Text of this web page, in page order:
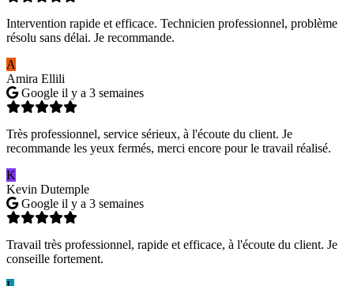
Intervention rapide et efficace. Technicien professionnel, problème
résolu sans délai. Je recommande.
A
Amira Ellili
Google il y a 3 semaines
Très professionnel, service sérieux, à l'écoute du client. Je
recommande les yeux fermés, merci encore pour le travail réalisé.
K
Kevin Dutemple
Google il y a 3 semaines
Travail très professionnel, rapide et efficace, à l'écoute du client. Je
conseille fortement.